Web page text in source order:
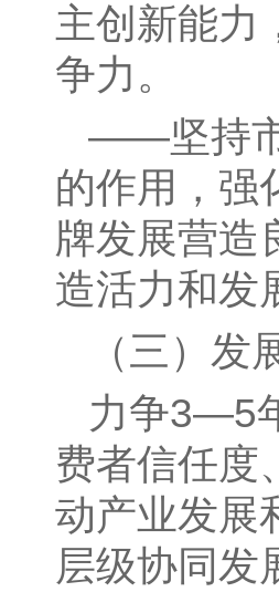
主创新能力
争力。
——坚持市
的作用，强
牌发展营造
造活力和发
（三）发
力争3—5
费者信任度
动产业发展
层级协同发